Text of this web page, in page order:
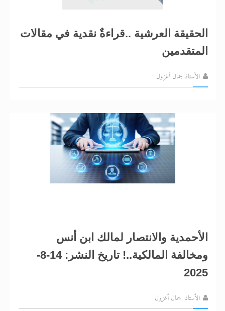
الحقيقة العرشية ..قراءةٌ نقدية في مقالات
المتقدمين
الأستاذ جمال أغزول
الأحمدية والانتصار لمالك ابن أنس
ومخالفة المالكية..! تاريخ النشر: 14-8-
2025
الأستاذ: جمال أغزول